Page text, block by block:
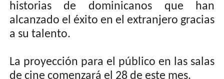
historias de dominicanos que han
alcanzado el éxito en el extranjero gracias
a su talento.
La proyección para el público en las salas
de cine comenzará el 28 de este mes.